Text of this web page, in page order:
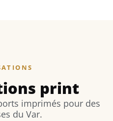
print
imprimés pour des
du Var.